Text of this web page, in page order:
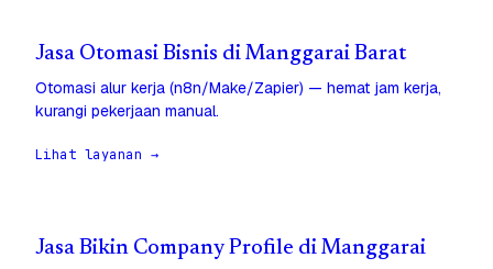
Jasa Otomasi Bisnis di Manggarai Barat
Otomasi alur kerja (n8n/Make/Zapier) — hemat jam kerja,
kurangi pekerjaan manual.
Lihat layanan →
Jasa Bikin Company Profile di Manggarai